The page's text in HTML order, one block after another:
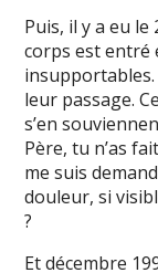
Puis, il y a eu
corps est entré
leur passage.
s’en
Père, tu n’as
me suis
douleur, si
?
Et décembre